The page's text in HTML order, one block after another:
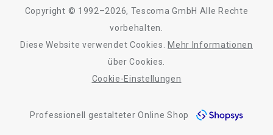
Qualität
Barrierefreiheit
Copyright © 1992–2026, Tescoma GmbH Alle Rechte
vorbehalten.
Diese Website verwendet Cookies.
Mehr Informationen
über Cookies.
Cookie-Einstellungen
Professionell gestalteter Online Shop